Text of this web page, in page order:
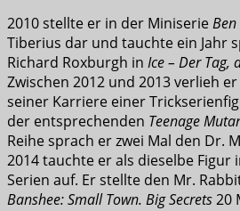
2010 stellte er in der Miniserie
Tiberius dar und tauchte ein Jahr
Richard Roxburgh in Ice – Der Tag,
Zwischen 2012 und 2013 verlieh
seiner Karriere einer
der entsprechenden Teenage
Reihe sprach er zwei Mal den Dr.
2014 tauchte er als dieselbe Figur
Serien auf. Er stellte den Mr.
Banshee: Small Town. Big Secrets20